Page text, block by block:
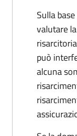
Sulla
valutare
può
alcuna